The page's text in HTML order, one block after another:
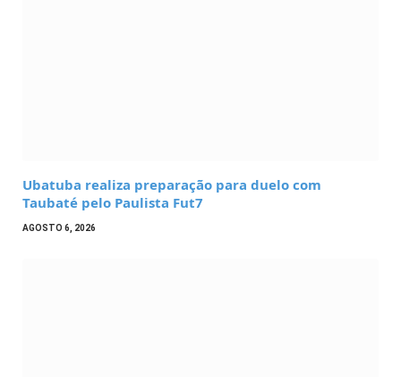
Ubatuba realiza preparação para duelo com
Taubaté pelo Paulista Fut7
AGOSTO 6, 2026